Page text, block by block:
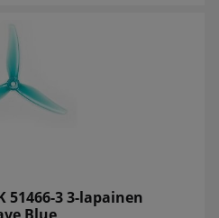
51466-3 3-lapainen